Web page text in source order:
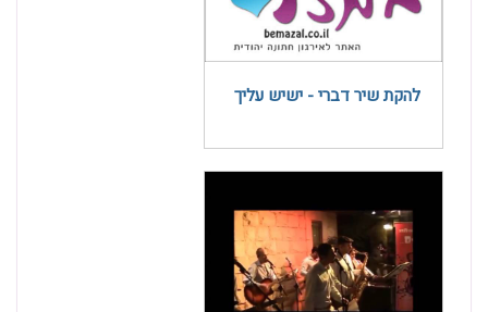
להקת שיר דברי - ישיש עליך